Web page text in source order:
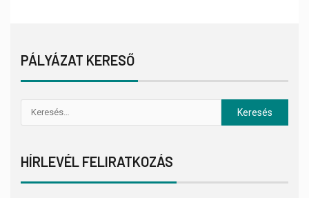
PÁLYÁZAT KERESŐ
HÍRLEVÉL FELIRATKOZÁS